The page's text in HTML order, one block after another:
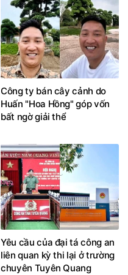
Công ty bán cây cảnh do
Huấn "Hoa Hồng" góp vốn
bất ngờ giải thể
Yêu cầu của đại tá công an
liên quan kỳ thi lại ở trường
chuyên Tuyên Quang